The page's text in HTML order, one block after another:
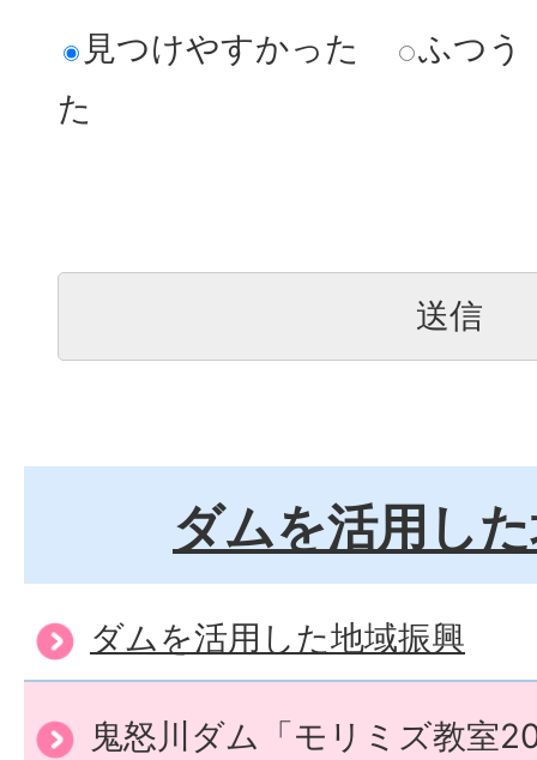
見つけやすかった
ふつう
た
ダムを活用し
ダムを活用した地域振興
鬼怒川ダム「モリミズ教室